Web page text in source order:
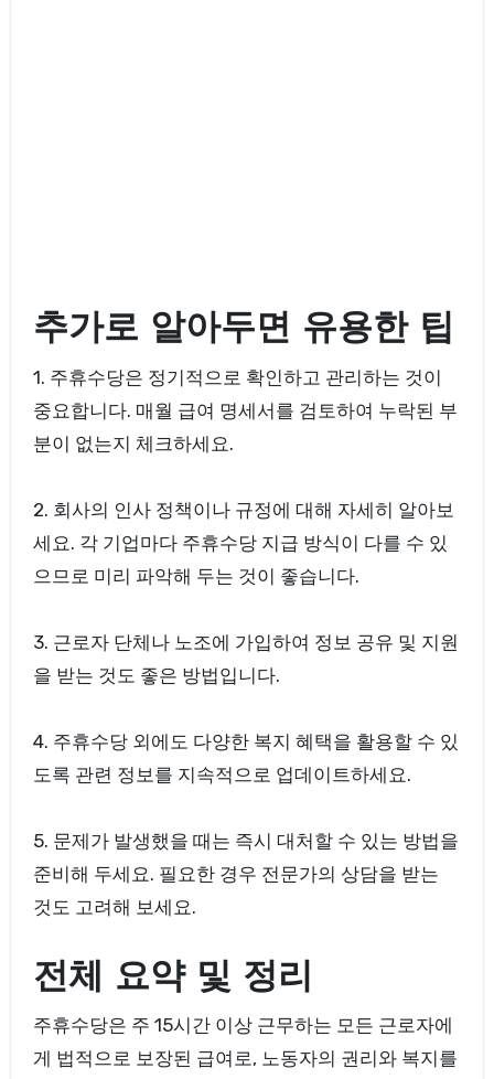
추가로 알아두면 유용한 팁
1. 주휴수당은 정기적으로 확인하고 관리하는 것이
중요합니다. 매월 급여 명세서를 검토하여 누락된 부
분이 없는지 체크하세요.
2. 회사의 인사 정책이나 규정에 대해 자세히 알아보
세요. 각 기업마다 주휴수당 지급 방식이 다를 수 있
으므로 미리 파악해 두는 것이 좋습니다.
3. 근로자 단체나 노조에 가입하여 정보 공유 및 지원
을 받는 것도 좋은 방법입니다.
4. 주휴수당 외에도 다양한 복지 혜택을 활용할 수 있
도록 관련 정보를 지속적으로 업데이트하세요.
5. 문제가 발생했을 때는 즉시 대처할 수 있는 방법을
준비해 두세요. 필요한 경우 전문가의 상담을 받는
것도 고려해 보세요.
전체 요약 및 정리
주휴수당은 주 15시간 이상 근무하는 모든 근로자에
게 법적으로 보장된 급여로, 노동자의 권리와 복지를